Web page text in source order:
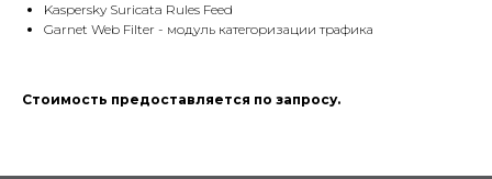
Kaspersky Suricata Rules Feed
Garnet Web Filter - модуль категоризации трафика
Стоимость предоставляется по запросу.